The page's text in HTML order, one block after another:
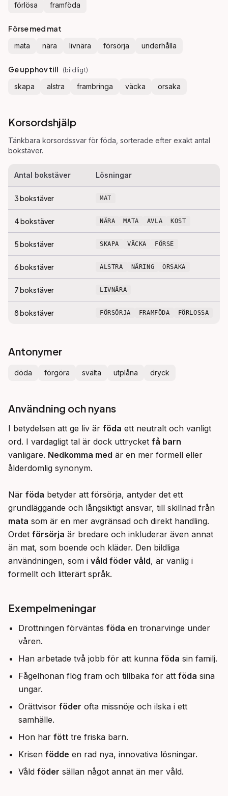
förlösa framföda
Förse med mat
mata nära livnära försörja underhålla
Ge upphov till (bildligt)
skapa alstra frambringa väcka orsaka
Korsordshjälp
Tänkbara korsordssvar för föda , sorterade efter exakt antal
bokstäver.
Antal bokstäver Lösningar
3bokstäver MAT
4bokstäver NÄRA MATA AVLA KOST
5bokstäver SKAPA VÄCKA FÖRSE
6bokstäver ALSTRA NÄRING ORSAKA
7bokstäver LIVNÄRA
8bokstäver FÖRSÖRJA FRAMFÖDA FÖRLOSSA
Antonymer
döda förgöra svälta utplåna dryck
Användning och nyans
I betydelsen att ge liv är föda ett neutralt och vanligt
ord. I vardagligt tal är dock uttrycket få barn
vanligare. Nedkomma med är en mer formell eller
ålderdomlig synonym.
När föda betyder att försörja, antyder det ett
mata som är en mer avgränsad och direkt handling.
Ordet försörja är bredare och inkluderar även annat
än mat, som boende och kläder. Den bildliga
användningen, som i våld föder våld, är vanlig i
formellt och litterärt språk.
Exempelmeningar
Drottningen förväntas föda en tronarvinge under
våren.
Han arbetade två jobb för att kunna föda sin familj.
Fågelhonan flög fram och tillbaka för att föda sina
ungar.
Orättvisor föder ofta missnöje och ilska i ett
samhälle.
Hon har fött tre friska barn.
Krisen födde en rad nya, innovativa lösningar.
Våld föder sällan något annat än mer våld.